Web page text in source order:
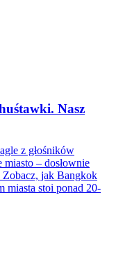
Nasz
z głośników
miasto – dosłownie
Zobacz, jak Bangkok
miasta stoi ponad 20-